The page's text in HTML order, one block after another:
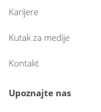
Karijere
Kutak za medije
Kontakt
Upoznajte nas